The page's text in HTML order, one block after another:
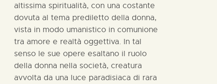
altissima spiritualità, con una costante
dovuta al tema prediletto della donna,
vista in modo umanistico in comunione
tra amore e realtà oggettiva. In tal
senso le sue opere esaltano il ruolo
della donna nella società, creatura
avvolta da una luce paradisiaca di rara